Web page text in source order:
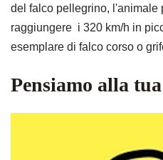
del falco pellegrino, l'animale
raggiungere i 320 km/h in
esemplare di falco corso o
Pensiamo alla